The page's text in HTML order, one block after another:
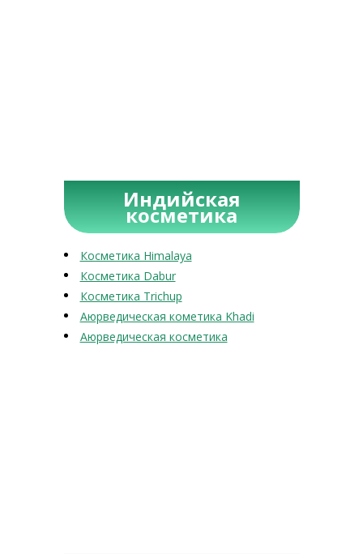
Индийская
косметика
Косметика Himalaya
Косметика Dabur
Косметика Trichup
Аюрведическая кометика Khadi
Аюрведическая косметика